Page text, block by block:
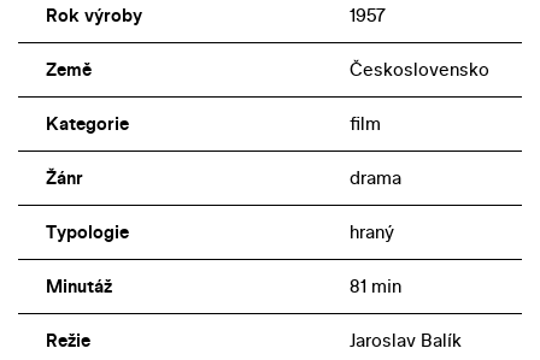
Rok výroby 1957
Země Československo
Kategorie film
Žánr drama
Typologie hraný
Minutáž 81 min
Režie Jaroslav Balík